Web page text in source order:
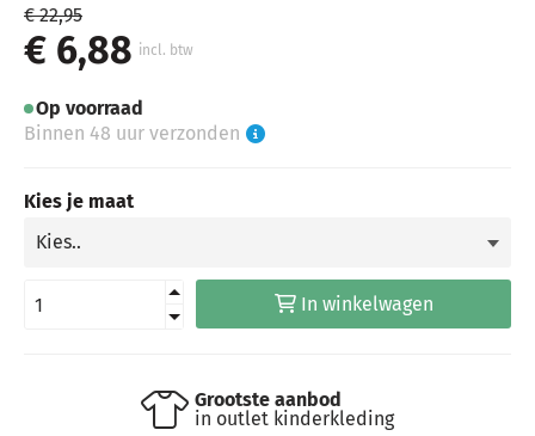
€ 22,95
€ 6,88 incl. btw
Op voorraad
Binnen 48 uur verzonden
Kies je maat
In winkelwagen
Grootste aanbod
in outlet kinderkleding